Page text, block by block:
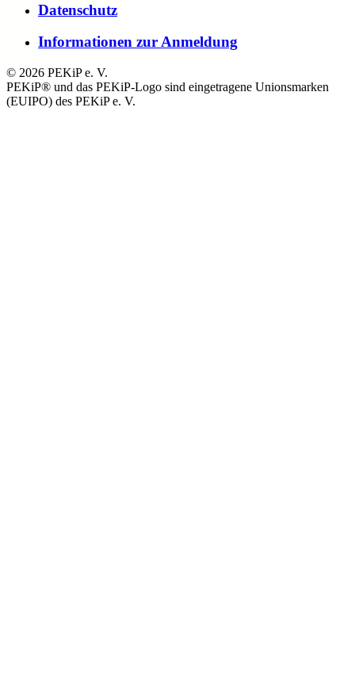
Datenschutz
Informationen zur Anmeldung
© 2026 PEKiP e. V.
PEKiP® und das PEKiP-Logo sind eingetragene Unionsmarken
(EUIPO) des PEKiP e. V.